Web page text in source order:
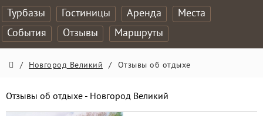
Турбазы Гостиницы Аренда
Места
События
Отзывы Маршруты
/ Новгород Великий / Отзывы об отдыхе
Отзывы об отдыхе - Новгород Великий